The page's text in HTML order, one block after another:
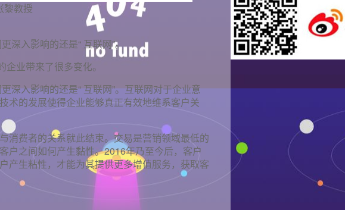
黎教授
深入影响的还是“ 互联网”。
企业带来了很多变化。
深入影响的还是“ 互联网”。互联网对于企业意
术的发展使得企业能够真正有效地维系客户关
消费者的关系就此结束。交易是营销领域最低的
之间如何产生黏性。2016年乃至今后，客户
产生粘性，才能为其提供更多增值服务，获取客